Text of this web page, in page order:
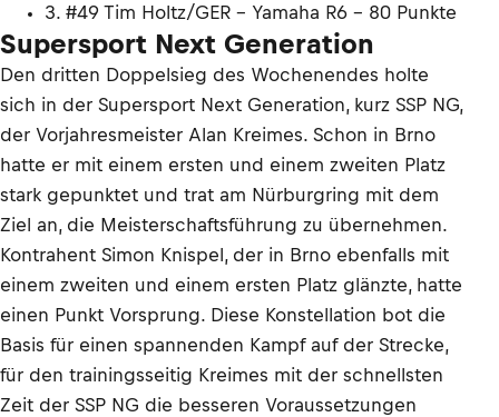
3. #49 Tim Holtz/GER - Yamaha R6 - 80 Punkte
Supersport Next Generation
Den dritten Doppelsieg des Wochenendes holte
sich in der Supersport Next Generation, kurz SSP NG,
der Vorjahresmeister Alan Kreimes. Schon in Brno
hatte er mit einem ersten und einem zweiten Platz
stark gepunktet und trat am Nürburgring mit dem
Ziel an, die Meisterschaftsführung zu übernehmen.
Kontrahent Simon Knispel, der in Brno ebenfalls mit
einem zweiten und einem ersten Platz glänzte, hatte
einen Punkt Vorsprung. Diese Konstellation bot die
Basis für einen spannenden Kampf auf der Strecke,
für den trainingsseitig Kreimes mit der schnellsten
Zeit der SSP NG die besseren Voraussetzungen